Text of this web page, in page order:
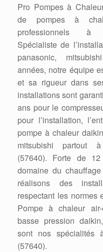
Pro Pompes à
de pompes à
professionnels à
Spécialiste de
panasonic,
années, notre équipe
et sa rigueur dans
installations sont
ans pour le
pour l’installation,
pompe à chaleur
mitsubishi partout à
(57640). Forte de
domaine du
réalisons des
respectant les normes
Pompe à chaleur
basse pression
sont nos spécialités
(57640).